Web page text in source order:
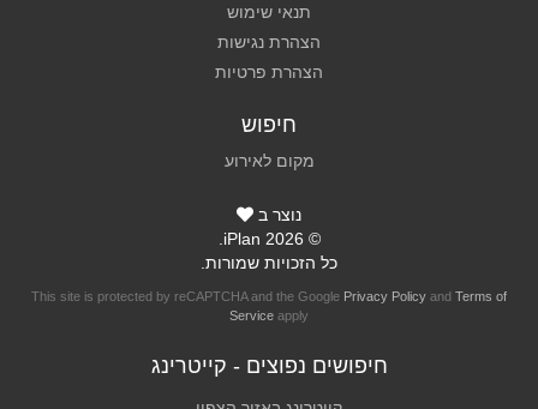
תנאי שימוש
הצהרת נגישות
הצהרת פרטיות
חיפוש
מקום לאירוע
נוצר ב
© 2026 iPlan.
כל הזכויות שמורות.
This site is protected by reCAPTCHA and the Google Privacy Policy and Terms of
Service apply
חיפושים נפוצים - קייטרינג